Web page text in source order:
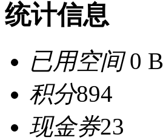
统计信息
已用空间0 B
积分894
现金券23